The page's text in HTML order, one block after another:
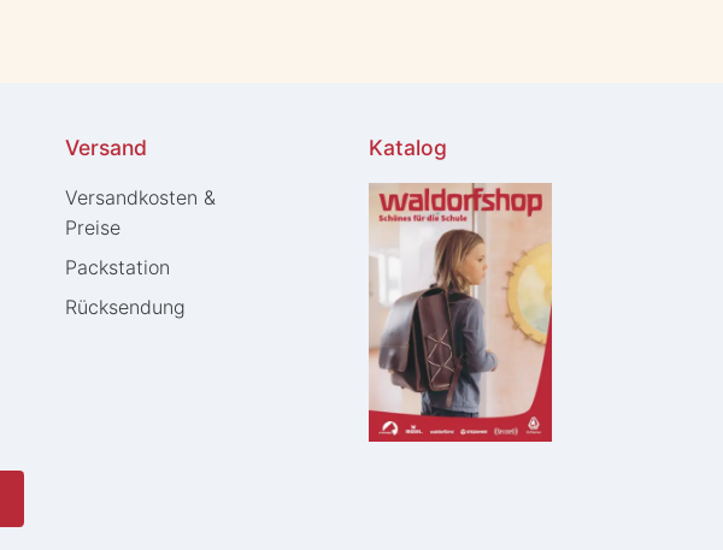
Versand
Versandkosten &
Preise
Packstation
Rücksendung
Katalog